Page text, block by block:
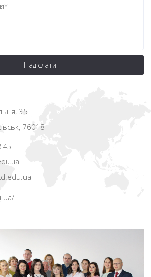
Надіслати
35
76018
45